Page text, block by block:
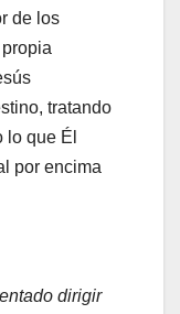
de los
tratando
lo que Él
por encima
dirigir